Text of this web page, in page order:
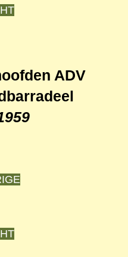
ADV